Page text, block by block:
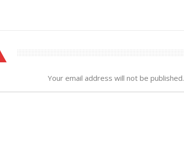
Your email address will not be published.